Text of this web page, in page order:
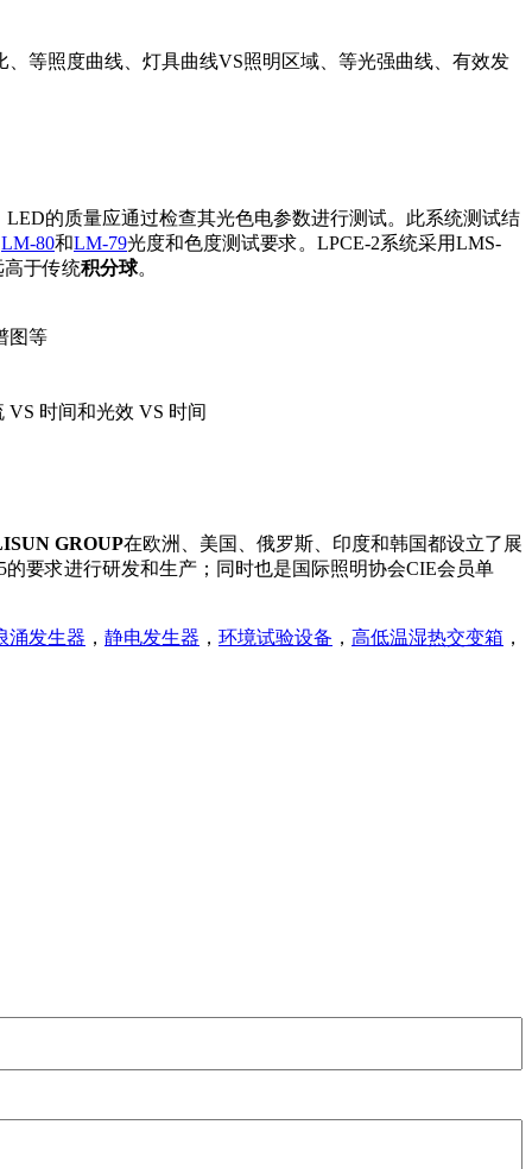
等照度曲线、灯具曲线VS照明区域、等光强曲线、有效发
的质量应通过检查其光色电参数进行测试。此系统测试结
LM-80和LM-79光度和色度测试要求。LPCE-2系统采用LMS-
高于传统积分球。
图等
时间和光效 VS 时间
GROUP在欧洲、美国、俄罗斯、印度和韩国都设立了展
要求进行研发和生产；同时也是国际照明协会CIE会员单
涌发生器 ， 静电发生器 ， 环境试验设备 ， 高低温湿热交变箱 ，